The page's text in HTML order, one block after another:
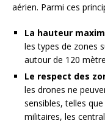
aérien. Parmi ces
La hauteur
les types de zones
autour de 120
Le respect des
les drones ne
sensibles, telles
militaires, les